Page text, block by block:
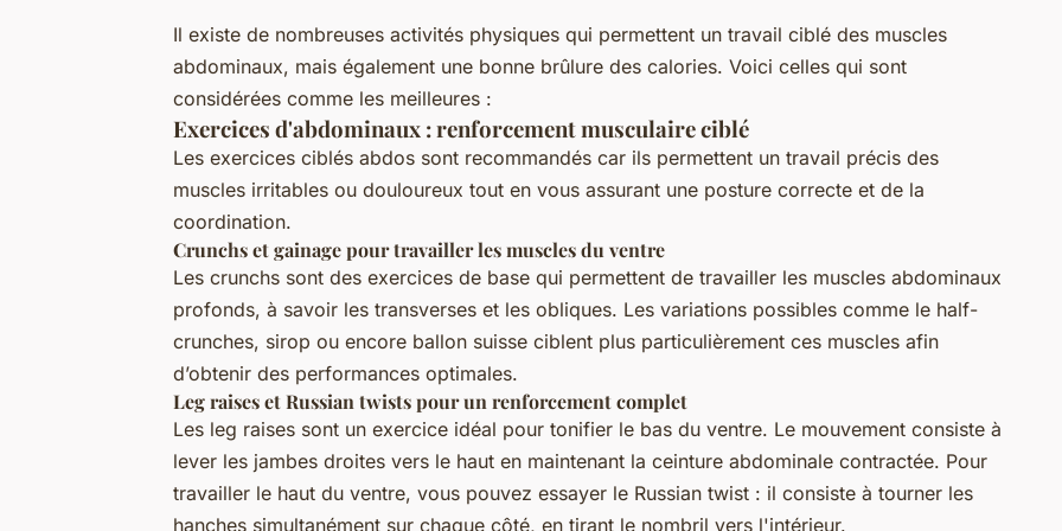
Il existe de nombreuses activités physiques qui permettent un travail ciblé des muscles
abdominaux, mais également une bonne brûlure des calories. Voici celles qui sont
considérées comme les meilleures :
Exercices d'abdominaux : renforcement musculaire ciblé
Les exercices ciblés abdos sont recommandés car ils permettent un travail précis des
muscles irritables ou douloureux tout en vous assurant une posture correcte et de la
coordination.
Crunchs et gainage pour travailler les muscles du ventre
Les crunchs sont des exercices de base qui permettent de travailler les muscles abdominaux
profonds, à savoir les transverses et les obliques. Les variations possibles comme le half-
crunches, sirop ou encore ballon suisse ciblent plus particulièrement ces muscles afin
d’obtenir des performances optimales.
Leg raises et Russian twists pour un renforcement complet
Les leg raises sont un exercice idéal pour tonifier le bas du ventre. Le mouvement consiste à
lever les jambes droites vers le haut en maintenant la ceinture abdominale contractée. Pour
travailler le haut du ventre, vous pouvez essayer le Russian twist : il consiste à tourner les
hanches simultanément sur chaque côté, en tirant le nombril vers l'intérieur.